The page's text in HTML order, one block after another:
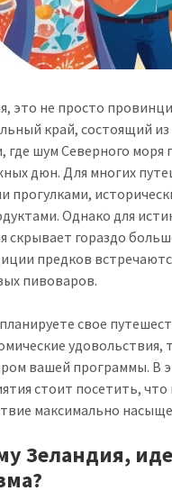
это не просто
край, состоящий
где шум Северного моря
дюн. Для многих
прогулками,
Однако для
скрывает гораздо
предков
пивоваров.
свое
вашей программы. В
стоит посетить,
максимально
Зеландия,